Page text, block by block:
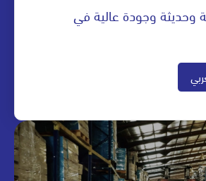
وحديثة وجودة عالية في